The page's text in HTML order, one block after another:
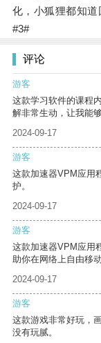
化，小狐狸都知道
#3#
评论
游客
这款学习软件的课程
解非常生动，让我能
2024-09-17
游客
这款加速器VPM应用
护。
2024-09-17
游客
这款加速器VPM应用
助你在网络上自由移动
2024-09-17
游客
这款游戏非常好玩，
没有玩腻。